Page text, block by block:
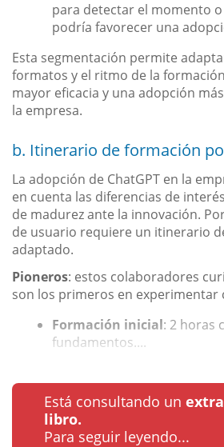
para detectar el momento
podría favorecer una
Esta segmentación permite
formatos y el ritmo de la
mayor eficacia y una adopción
la empresa.
b. Itinerario de formación
La adopción de ChatGPT en la
en cuenta las diferencias de
de madurez ante la innovación.
de usuario requiere un itinerario
adaptado.
Pioneros: estos colaboradores
son los primeros en experimentar
Formación inicial: 2 horas
fundamentos....
Está consultando un
libro.
Para seguir leyendo...